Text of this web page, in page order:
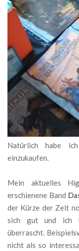
Natürlich habe
einzukaufen.
Mein aktuelles
erschienene Band
der Kürze der Zeit
sich gut und ich
überrascht.
nicht als so